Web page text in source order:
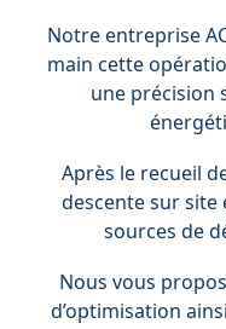
Notre entreprise
main cette
une précision
Après le recueil
descente sur site
sources de
Nous vous
d’optimisation